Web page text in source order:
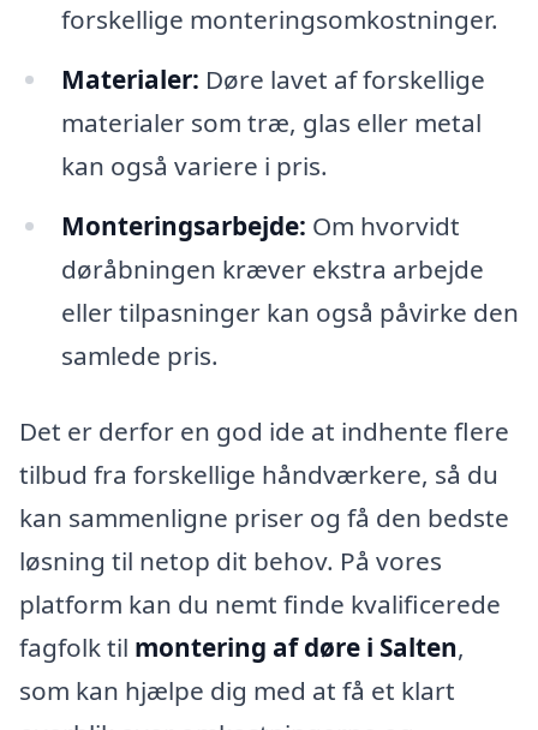
forskellige monteringsomkostninger.
Materialer: Døre lavet af forskellige
materialer som træ, glas eller metal
kan også variere i pris.
Monteringsarbejde: Om hvorvidt
døråbningen kræver ekstra arbejde
eller tilpasninger kan også påvirke den
samlede pris.
Det er derfor en god ide at indhente flere
tilbud fra forskellige håndværkere, så du
kan sammenligne priser og få den bedste
løsning til netop dit behov. På vores
platform kan du nemt finde kvalificerede
fagfolk til montering af døre i Salten,
som kan hjælpe dig med at få et klart